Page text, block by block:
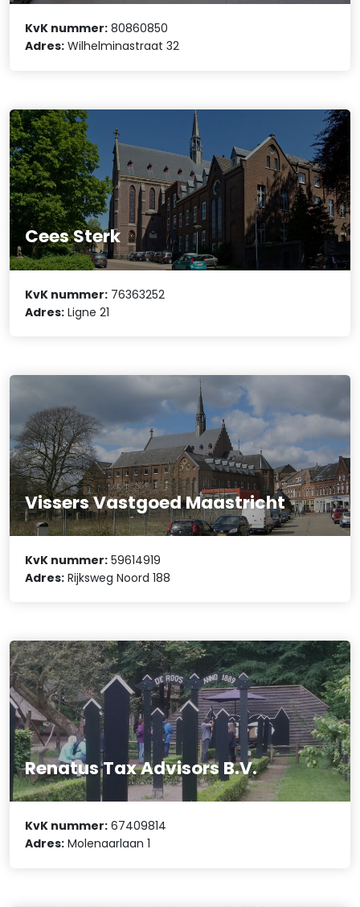
KvK nummer: 80860850
Adres: Wilhelminastraat 32
Cees Sterk
KvK nummer: 76363252
Adres: Ligne 21
Vissers Vastgoed Maastricht
KvK nummer: 59614919
Adres: Rijksweg Noord 188
Renatus Tax Advisors B.V.
KvK nummer: 67409814
Adres: Molenaarlaan 1